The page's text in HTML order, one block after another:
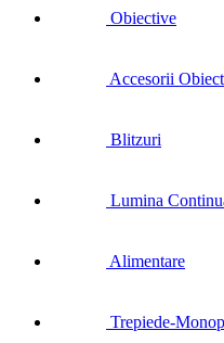
Obiective
Accesorii
Blitzuri
Lumina
Alimentare
Trepiede-